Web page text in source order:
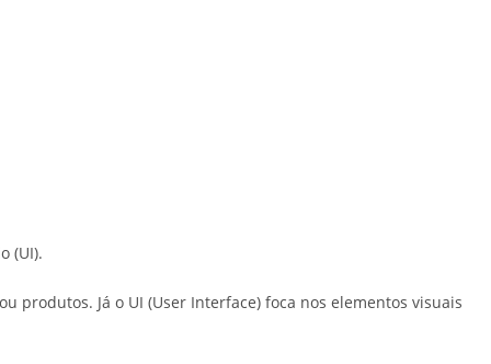
(UI).
produtos. Já o UI (User Interface) foca nos elementos visuais